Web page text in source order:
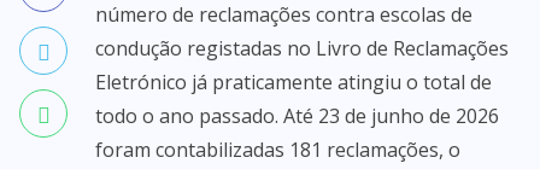
número de reclamações contra escolas de
condução registadas no Livro de Reclamações
Eletrónico já praticamente atingiu o total de
todo o ano passado. Até 23 de junho de 2026
foram contabilizadas 181 reclamações, o